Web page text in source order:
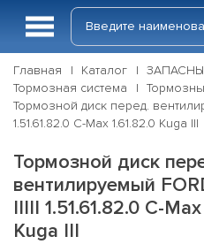
Главная Каталог
Тормозная система
Тормозной диск перед.
1.51.61.82.0 C-Max 1.61.82.0 Kuga III
Тормозной диск
вентилируемый
IIIII 1.51.61.82.0 C-
Kuga III